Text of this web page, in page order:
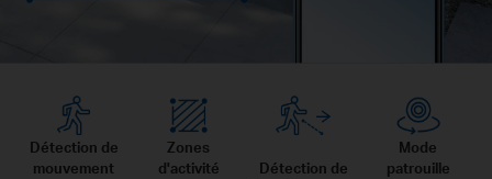
Détection de
mouvement
Zones
d'activité
Détection de
Mode
patrouille